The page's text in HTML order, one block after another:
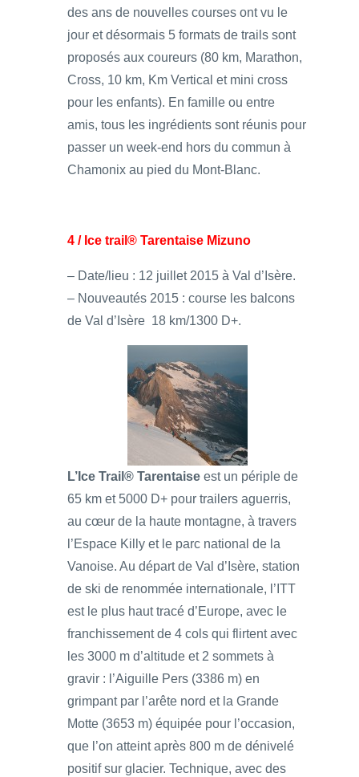
des ans de nouvelles courses ont vu le
jour et désormais 5 formats de trails sont
proposés aux coureurs (80 km, Marathon,
Cross, 10 km, Km Vertical et mini cross
pour les enfants). En famille ou entre
amis, tous les ingrédients sont réunis pour
passer un week-end hors du commun à
Chamonix au pied du Mont-Blanc.
4 / Ice trail® Tarentaise Mizuno
– Date/lieu : 12 juillet 2015 à Val d’Isère.
– Nouveautés 2015 : course les balcons
de Val d’Isère 18 km/1300 D+.
L’Ice Trail® Tarentaise est un périple de
65 km et 5000 D+ pour trailers aguerris,
au cœur de la haute montagne, à travers
l’Espace Killy et le parc national de la
Vanoise. Au départ de Val d’Isère, station
de ski de renommée internationale, l’ITT
est le plus haut tracé d’Europe, avec le
franchissement de 4 cols qui flirtent avec
les 3000 m d’altitude et 2 sommets à
gravir : l’Aiguille Pers (3386 m) en
grimpant par l’arête nord et la Grande
Motte (3653 m) équipée pour l’occasion,
que l’on atteint après 800 m de dénivelé
positif sur glacier. Technique, avec des